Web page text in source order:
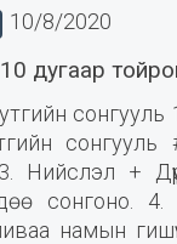
10/8/2020
10 дугаар
сонгууль
Нийслэл +
сонгоно.
намын